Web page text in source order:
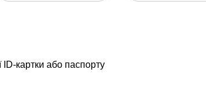
картки або паспорту